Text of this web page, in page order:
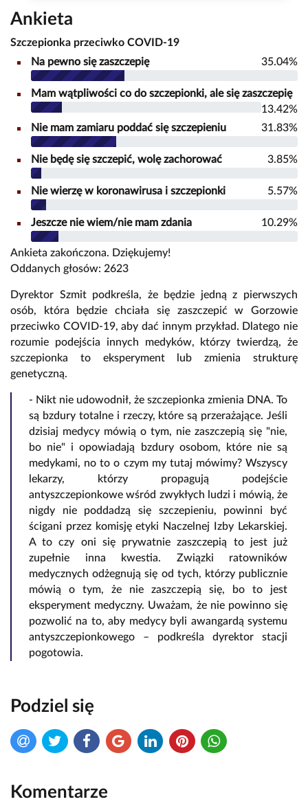
Ankieta
Szczepionka przeciwko COVID-19
Na pewno się zaszczepię
35.04%
Mam wątpliwości co do szczepionki, ale się zaszczepię
13.42%
Nie mam zamiaru poddać się szczepieniu
31.83%
Nie będę się szczepić, wolę zachorować 3.85%
Nie wierzę w koronawirusa i szczepionki 5.57%
Jeszcze nie wiem/nie mam zdania 10.29%
Ankieta zakończona. Dziękujemy!
Oddanych głosów: 2623
Dyrektor Szmit podkreśla, że będzie jedną z pierwszych
osób, która będzie chciała się zaszczepić w Gorzowie
przeciwko COVID-19, aby dać innym przykład. Dlatego nie
rozumie podejścia innych medyków, którzy twierdzą, że
szczepionka to eksperyment lub zmienia strukturę
genetyczną.
- Nikt nie udowodnił, że szczepionka zmienia DNA. To
są bzdury totalne i rzeczy, które są przerażające. Jeśli
dzisiaj medycy mówią o tym, nie zaszczepią się "nie,
bo nie" i opowiadają bzdury osobom, które nie są
medykami, no to o czym my tutaj mówimy? Wszyscy
lekarzy, którzy propagują podejście
antyszczepionkowe wśród zwykłych ludzi i mówią, że
nigdy nie poddadzą się szczepieniu, powinni być
ścigani przez komisję etyki Naczelnej Izby Lekarskiej.
A to czy oni się prywatnie zaszczepią to jest już
zupełnie inna kwestia. Związki ratowników
medycznych odżegnują się od tych, którzy publicznie
mówią o tym, że nie zaszczepią się, bo to jest
eksperyment medyczny. Uważam, że nie powinno się
pozwolić na to, aby medycy byli awangardą systemu
antyszczepionkowego – podkreśla dyrektor stacji
pogotowia.
Podziel się
Komentarze